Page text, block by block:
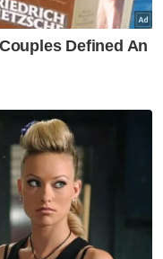
di hentian
rawatan
ada, tapi tak